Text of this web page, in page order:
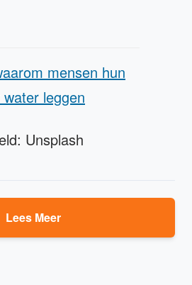
mensen hun
leggen
Unsplash
Lees Meer